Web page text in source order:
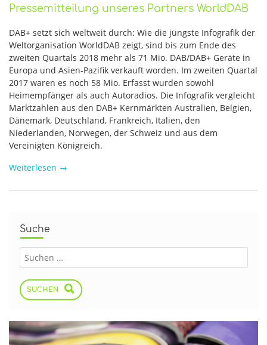
Pressemitteilung unseres Partners WorldDAB
DAB+ setzt sich weltweit durch: Wie die jüngste Infografik der
Weltorganisation WorldDAB zeigt, sind bis zum Ende des
zweiten Quartals 2018 mehr als 71 Mio. DAB/DAB+ Geräte in
Europa und Asien-Pazifik verkauft worden. Im zweiten Quartal
2017 waren es noch 58 Mio. Erfasst wurden sowohl
Heimempfänger als auch Autoradios. Die Infografik vergleicht
Marktzahlen aus den DAB+ Kernmärkten Australien, Belgien,
Dänemark, Deutschland, Frankreich, Italien, den
Niederlanden, Norwegen, der Schweiz und aus dem
Vereinigten Königreich.
Weiterlesen →
Suche
SUCHEN